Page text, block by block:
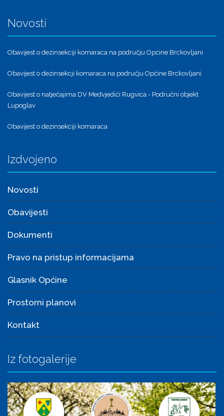
Novosti
Obavijest o dezinsekciji komaraca na području Općine Brckovljani
Obavijest o dezinsekcji komaraca na području Općine Brckovljani
Obavijest o natječajima DV Medvjedići Rugvica - Područni objekt
Lupoglav
Obavijest o dezinsekciji komaraca
Izdvojeno
Novosti
Obavijesti
Dokumenti
Pravo na pristup informacijama
Glasnik Općine
Prostorni planovi
Kontakt
Iz fotogalerije